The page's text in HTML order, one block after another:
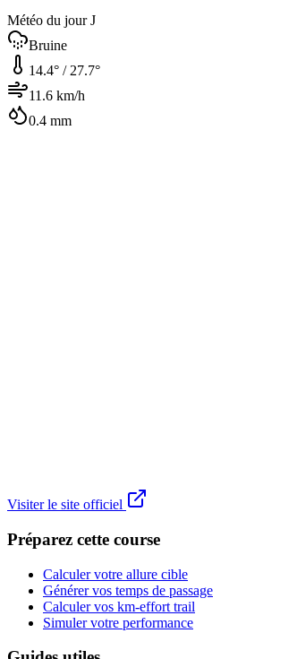
Météo du jour J
Bruine
14.4° / 27.7°
11.6 km/h
0.4 mm
Visiter le site officiel
Préparez cette course
Calculer votre allure cible
Générer vos temps de passage
Calculer vos km-effort trail
Simuler votre performance